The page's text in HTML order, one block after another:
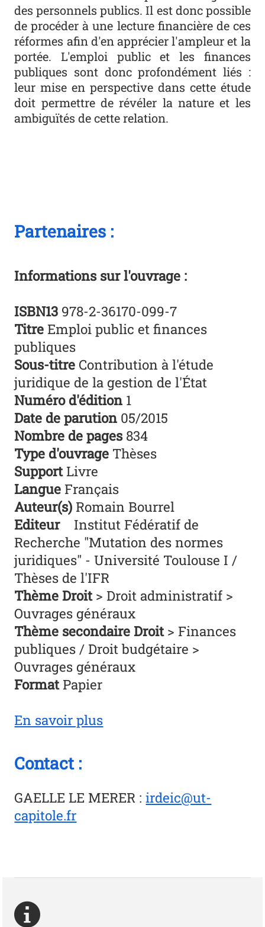
des personnels publics. Il est donc possible
de procéder à une lecture financière de ces
réformes afin d'en apprécier l'ampleur et la
portée. L'emploi public et les finances
publiques sont donc profondément liés :
leur mise en perspective dans cette étude
doit permettre de révéler la nature et les
ambiguïtés de cette relation.
Partenaires :
Informations sur l'ouvrage :
ISBN13 978-2-36170-099-7
Titre Emploi public et finances
publiques
Sous-titre Contribution à l'étude
juridique de la gestion de l'État
Numéro d'édition 1
Date de parution 05/2015
Nombre de pages834
Type d'ouvrage Thèses
SupportLivre
Langue Français
Auteur(s) Romain Bourrel
EditeurInstitut Fédératif de
Recherche "Mutation des normes
juridiques" - Université Toulouse I /
Thèses de l'IFR
Thème Droit> Droit administratif >
Ouvrages généraux
Thème secondaire Droit > Finances
publiques / Droit budgétaire >
Ouvrages généraux
FormatPapier
En savoir plus
Contact :
GAELLE LE MERER :irdeic@ut-
capitole.fr